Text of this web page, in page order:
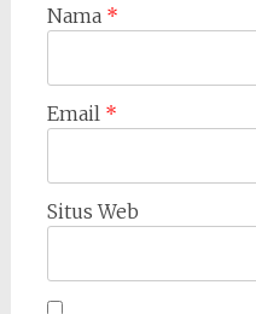
Nama *
Email *
Situs Web